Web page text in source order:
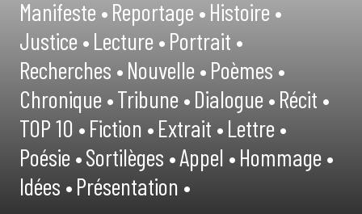
Manifeste •Reportage •Histoire •
Justice •Lecture •Portrait •
Recherches •Nouvelle •Poèmes •
Chronique •Tribune •Dialogue •Récit •
TOP 10 •Fiction •Extrait •Lettre •
Poésie •Sortilèges •Appel •Hommage •
Idées •Présentation •